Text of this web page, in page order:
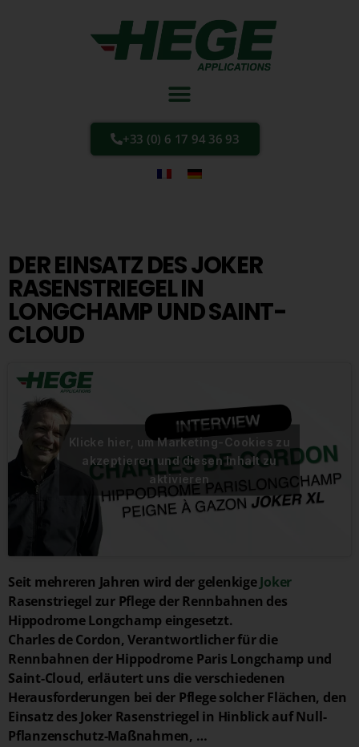
+33 (0) 6 17 94 36 93
DER EINSATZ DES JOKER
RASENSTRIEGEL IN
LONGCHAMP UND SAINT-
CLOUD
Klicke hier, um Marketing-Cookies zu
akzeptieren und diesen Inhalt zu
aktivieren
Seit mehreren Jahren wird der gelenkigeJoker
Rasenstriegel zur Pflege der Rennbahnen des
Hippodrome Longchamp eingesetzt.
Charles de Cordon, Verantwortlicher für die
Rennbahnen der Hippodrome Paris Longchamp und
Saint-Cloud, erläutert uns die verschiedenen
Herausforderungen bei der Pflege solcher Flächen, den
Einsatz des Joker Rasenstriegel in Hinblick auf Null-
Pflanzenschutz-Maßnahmen, …